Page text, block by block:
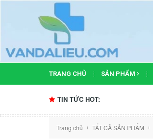
TRANG CHỦ SẢN PHẨM
TIN TỨC HOT:
Trang chủ + TẤT CẢ SẢN PHẨM +